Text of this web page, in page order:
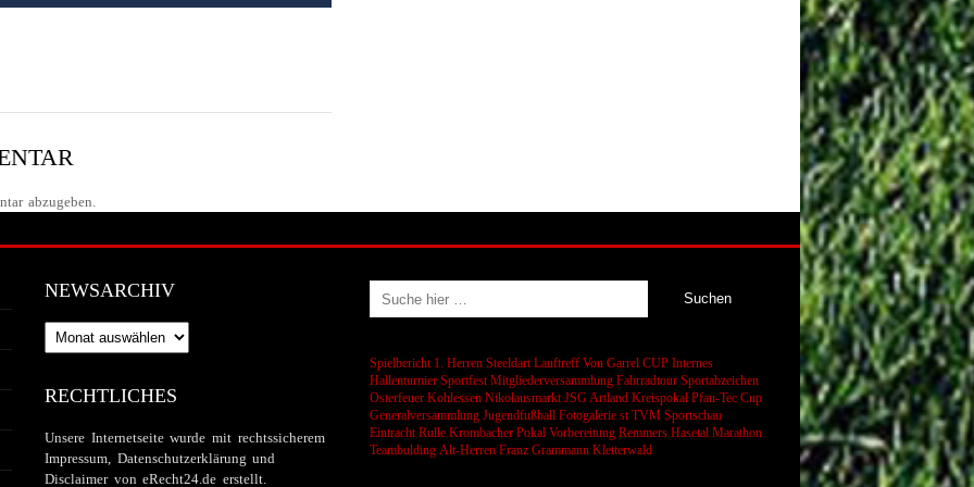
abzugeben.
NEWSARCHIV
Newsarchiv
RECHTLICHES
Unsere Internetseite wurde mit rechtssicherem
Impressum, Datenschutzerklärung und
Disclaimer von eRecht24.de erstellt.
Spielbericht 1. Herren Steeldart Lauftreff Von Garrel CUP Internes
Hallenturnier Sportfest Mitgliederversammlung Fahrradtour Sportabzeichen
Osterfeuer Kohlessen Nikolausmarkt JSG Artland Kreispokal Pfau-Tec Cup
Generalversammlung Jugendfußball Fotogalerie st TVM Sportschau
Eintracht Rulle Krombacher Pokal Vorbereitung Remmers Hasetal Marathon
Teambulding Alt-Herren Franz Grammann Kletterwald